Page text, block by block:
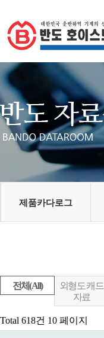
제품카다로그
전체(All)
외형도 캐드
자료
Total 618건 10 페이지